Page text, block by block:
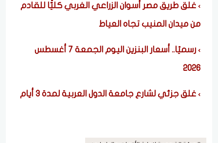
غلق طريق مصر أسوان الزراعي الغربي كليًّا للقادم
من ميدان المنيب تجاه العياط
رسميًا.. أسعار البنزين اليوم الجمعة 7 أغسطس
2026
غلق جزئي لشارع جامعة الدول العربية لمدة ٣ أيام